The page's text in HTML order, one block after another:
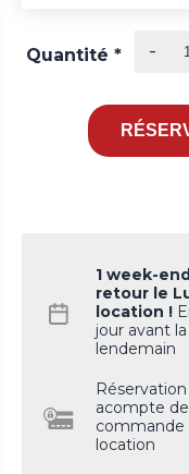
Quantité * -
1 week-
retour le
location !
jour avant
lendemain
acompte
commande
location